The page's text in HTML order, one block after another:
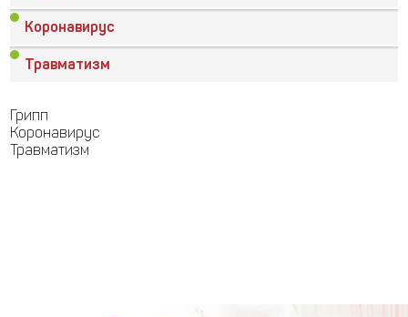
Коронавирус
Травматизм
Грипп
Коронавирус
Травматизм